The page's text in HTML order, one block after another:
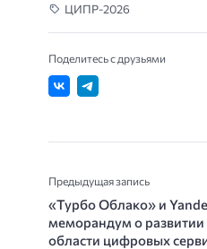
ЦИПР-2026
Поделитесь с друзьями
Предыдущая запись
«Турбо Облако» и
меморандум о развитии
области цифровых